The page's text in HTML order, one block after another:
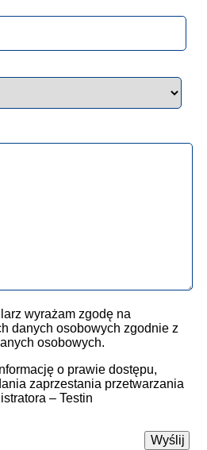
wyrażam zgodę na
danych osobowych zgodnie z
osobowych.
o prawie dostępu,
zaprzestania przetwarzania
– Testin